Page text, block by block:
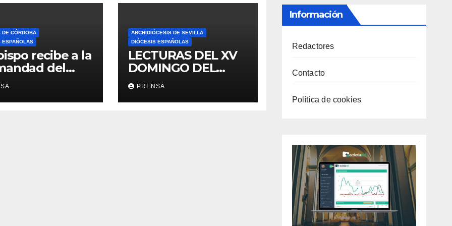
DE CÓRDOBA
ESPAÑOLAS
recibe a la
del
ARCHIDIÓCESIS DE SEVILLA
DIÓCESIS ESPAÑOLAS
LECTURAS DEL XV
DOMINGO DEL
TIEMPO
ORDINARIO (A)
PRENSA
Información
Redactores
Contacto
Política de cookies